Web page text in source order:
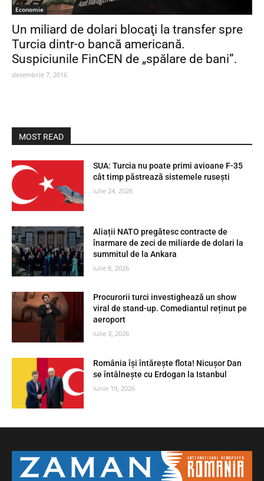
Economie
Un miliard de dolari blocaţi la transfer spre
Turcia dintr-o bancă americană.
Suspiciunile FinCEN de „spălare de bani”.
decembrie 7, 2016
MOST READ
SUA: Turcia nu poate primi avioane F-35
cât timp păstrează sistemele rusești
iulie 24, 2026
Aliații NATO pregătesc contracte de
înarmare de zeci de miliarde de dolari la
summitul de la Ankara
iulie 8, 2026
Procurorii turci investighează un show
viral de stand-up. Comediantul reținut pe
aeroport
iulie 3, 2026
România își întărește flota! Nicușor Dan
se întâlnește cu Erdogan la Istanbul
iunie 19, 2026